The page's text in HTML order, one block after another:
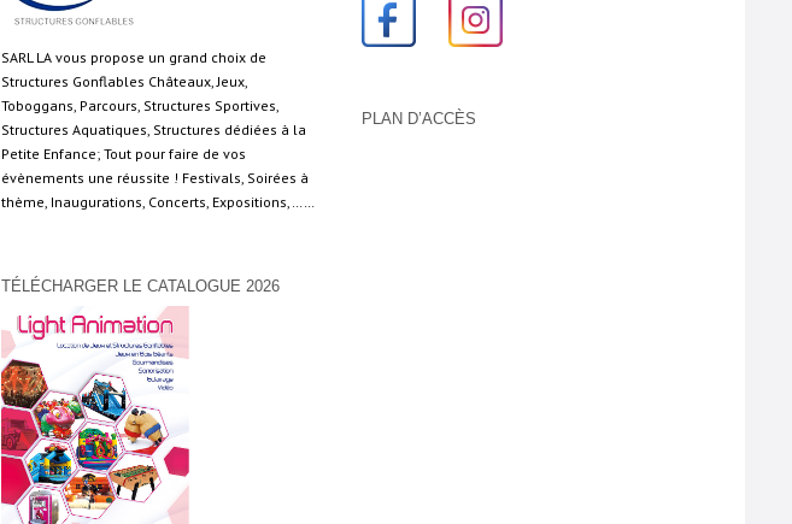
SARL LA vous propose un grand choix de
Structures Gonflables Châteaux, Jeux,
Toboggans, Parcours, Structures Sportives,
Structures Aquatiques, Structures dédiées à la
Petite Enfance; Tout pour faire de vos
évènements une réussite ! Festivals, Soirées à
thème, Inaugurations, Concerts, Expositions,……
TÉLÉCHARGER LE CATALOGUE 2026
PLAN D’ACCÈS